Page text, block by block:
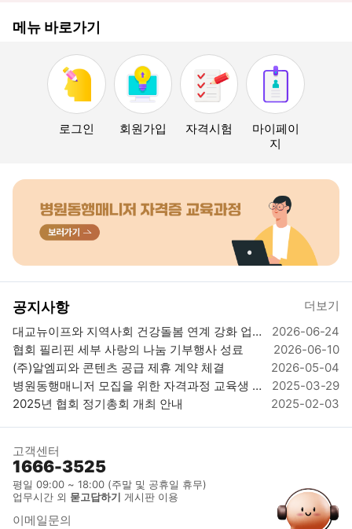
메뉴 바로가기
로그인 회원가입 자격시험
마이페이
지
공지사항
더보기
대교뉴이프와 지역사회 건강돌봄 연계 강화 업뮤협약 체결
2026-06-24
협회 필리핀 세부 사랑의 나눔 기부행사 성료
2026-06-10
(주)알엠피와 콘텐츠 공급 제휴 계약 체결
2026-05-04
병원동행매니저 모집을 위한 자격과정 교육생 모집_자격시험 응시료 및 발급비 무료 이벤트
2025-03-29
2025년 협회 정기총회 개최 안내
2025-02-03
고객센터
1666-3525
평일 09:00 ~ 18:00 (주말 및 공휴일 휴무)
업무시간 외 묻고답하기 게시판 이용
이메일문의